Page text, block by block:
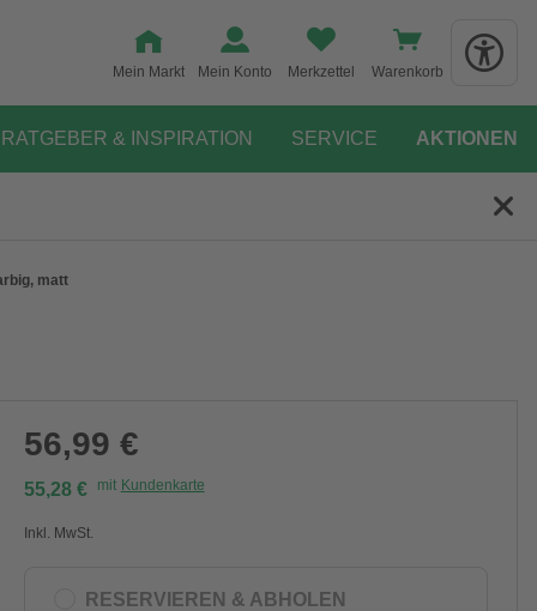
Mein Markt Mein Konto Merkzettel Warenkorb
RATGEBER & INSPIRATION SERVICE AKTIONEN
matt
56,99 €
55,28 € mit Kundenkarte
Inkl. MwSt.
RESERVIEREN & ABHOLEN